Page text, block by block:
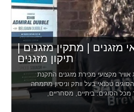
מזגנים | מתקין מזגנים |
תיקון מזגנים
אוויר מקצועי מכירת מזגנים התקנת
טכנאי בעל וותק וניסיון מתמחה
מכל הסוגים: ביתיים, מסחריים,